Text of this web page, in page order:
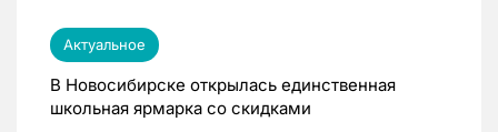
Актуальное
В Новосибирске открылась единственная
школьная ярмарка со скидками